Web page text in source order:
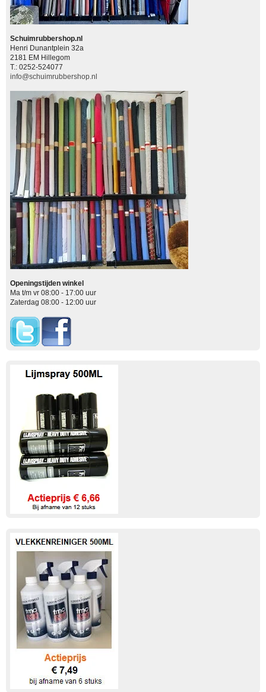
Schuimrubbershop.nl
Henri Dunantplein 32a
2181 EM Hillegom
T.: 0252-524077
info@schuimrubbershop.nl
Openingstijden winkel
Ma t/m vr 08:00 - 17:00 uur
Zaterdag 08:00 - 12:00 uur